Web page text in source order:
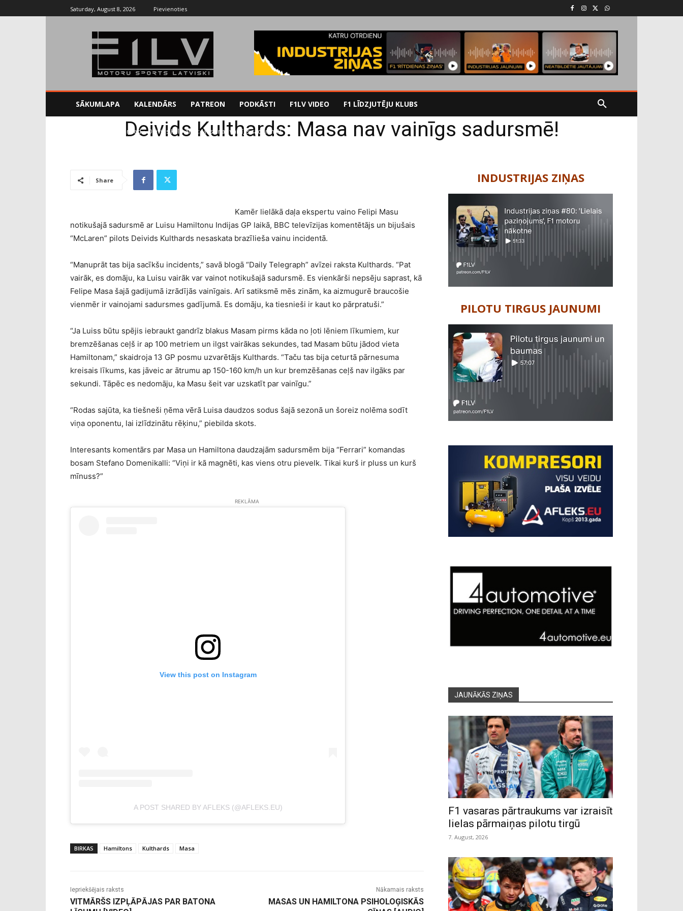
Saturday, August 8, 2026 Pievienoties
SĀKUMLAPA KALENDĀRS PATREON PODKĀSTI F1LV VIDEO F1 LĪDZJUTĒJU KLUBS
Uncategorized Deivids Kulthards: Masa nav vainīgs sadursmē!
Deivids Kulthards: Masa nav vainīgs sadursmē!
Share
Kamēr lielākā daļa ekspertu vaino Felipi Masu
notikušajā sadursmē ar Luisu Hamiltonu Indijas GP laikā, BBC televīzijas komentētājs un bijušais
“McLaren” pilots Deivids Kulthards nesaskata brazīlieša vainu incidentā.
“Manuprāt tas bija sacīkšu incidents,” savā blogā “Daily Telegraph” avīzei raksta Kulthards. “Pat
vairāk, es domāju, ka Luisu vairāk var vainot notikušajā sadursmē. Es vienkārši nepsēju saprast, kā
Felipe Masa šajā gadijumā izrādījās vainīgais. Arī satiksmē mēs zinām, ka aizmugurē braucošie
vienmēr ir vainojami sadursmes gadījumā. Es domāju, ka tiesnieši ir kaut ko pārpratuši.”
“Ja Luiss būtu spējis iebraukt gandrīz blakus Masam pirms kāda no ļoti lēniem līkumiem, kur
bremzēšanas ceļš ir ap 100 metriem un ilgst vairākas sekundes, tad Masam būtu jādod vieta
Hamiltonam,” skaidroja 13 GP posmu uzvarētājs Kulthards. “Taču tas bija ceturtā pārnesuma
kreisais līkums, kas jāveic ar ātrumu ap 150-160 km/h un kur bremzēšanas ceļš nav ilgāks par
sekundi. Tāpēc es nedomāju, ka Masu šeit var uzskatīt par vainīgu.”
“Rodas sajūta, ka tiešneši ņēma vērā Luisa daudzos sodus šajā sezonā un šoreiz nolēma sodīt
viņa oponentu, lai izlīdzinātu rēķinu,” piebilda skots.
Interesants komentārs par Masa un Hamiltona daudzajām sadursmēm bija “Ferrari” komandas
bosam Stefano Domenikalli: “Viņi ir kā magnēti, kas viens otru pievelk. Tikai kurš ir pluss un kurš
mīnuss?”
REKLĀMA
View this post on Instagram
A POST SHARED BY AFLEKS (@AFLEKS.EU)
BIRKAS Hamiltons Kulthards Masa
Iepriekšējais raksts
VITMĀRŠS IZPĻĀPĀJAS PAR BATONA
Nākamais raksts
MASAS UN HAMILTONA PSIHOLOĢISKĀS
INDUSTRIJAS ZIŅAS
PILOTU TIRGUS JAUNUMI
JAUNĀKĀS ZIŅAS
F1 vasaras pārtraukums var izraisīt
lielas pārmaiņas pilotu tirgū
7. August, 2026